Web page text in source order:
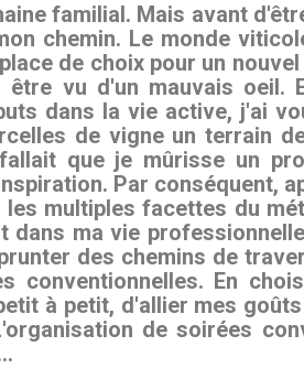
familial. Mais avant
chemin. Le monde
de choix pour un
vu d'un mauvais oeil.
dans la vie active, j'ai
de vigne un terrain
que je mûrisse un
Par conséquent,
multiples facettes du
dans ma vie
des chemins de
En
à petit, d'allier mes
de soirées